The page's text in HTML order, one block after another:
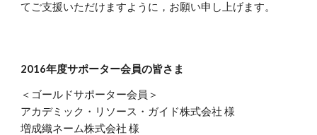
てご支援いただけますように，お願い申し上げます。
2016年度サポーター会員の皆さま
＜ゴールドサポーター会員＞
アカデミック・リソース・ガイド株式会社 様
増成織ネーム株式会社 様